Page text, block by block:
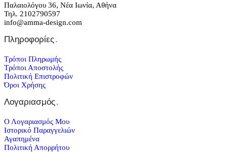
Παλαιολόγου 36, Νέα Ιωνία, Αθήνα
Τηλ. 2102790597
info@amma-design.com
Πληροφορίες.
Τρόποι Πληρωμής
Τρόποι Αποστολής
Πολιτική Επιστροφών
Όροι Χρήσης
Λογαριασμός.
Ο Λογαριασμός Μου
Ιστορικό Παραγγελιών
Αγαπημένα
Πολιτική Απορρήτου